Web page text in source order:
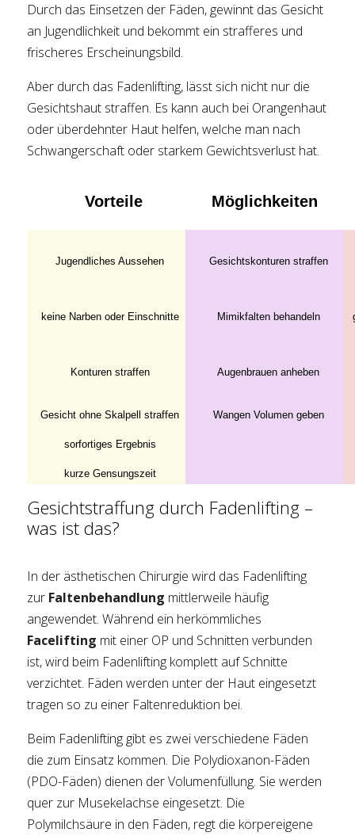
Durch das Einsetzen der Fäden, gewinnt das Gesicht
an Jugendlichkeit und bekommt ein strafferes und
frischeres Erscheinungsbild.
Aber durch das Fadenlifting, lässt sich nicht nur die
Gesichtshaut straffen. Es kann auch bei Orangenhaut
oder überdehnter Haut helfen, welche man nach
Schwangerschaft oder starkem Gewichtsverlust hat.
Vorteile Möglichkeiten
Jugendliches Aussehen Gesichtskonturen straffen
keine Narben oder Einschnitte Mimikfalten behandeln
Konturen straffen Augenbrauen anheben
Gesicht ohne Skalpell straffen Wangen Volumen geben
sorfortiges Ergebnis
kurze Gensungszeit
Gesichtstraffung durch Fadenlifting –
was ist das?
In der ästhetischen Chirurgie wird das Fadenlifting
zur Faltenbehandlung mittlerweile häufig
angewendet. Während ein herkömmliches
Facelifting mit einer OP und Schnitten verbunden
ist, wird beim Fadenlifting komplett auf Schnitte
verzichtet. Fäden werden unter der Haut eingesetzt
tragen so zu einer Faltenreduktion bei.
Beim Fadenlifting gibt es zwei verschiedene Fäden
die zum Einsatz kommen. Die Polydioxanon-Fäden
(PDO-Fäden) dienen der Volumenfüllung. Sie werden
quer zur Musekelachse eingesetzt. Die
Polymilchsäure in den Fäden, regt die körpereigene